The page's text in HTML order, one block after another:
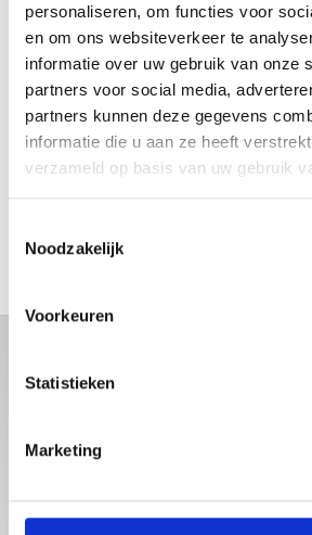
personaliseren, om functies voor
en om ons websiteverkeer te
informatie over uw gebruik van onze
partners voor social media,
partners kunnen deze gegevens
informatie die u aan ze heeft
verzameld op basis van uw gebruik
Noodzakelijk
Voorkeuren
Statistieken
Marketing
JOSJE
BABYBUIK
MONICA